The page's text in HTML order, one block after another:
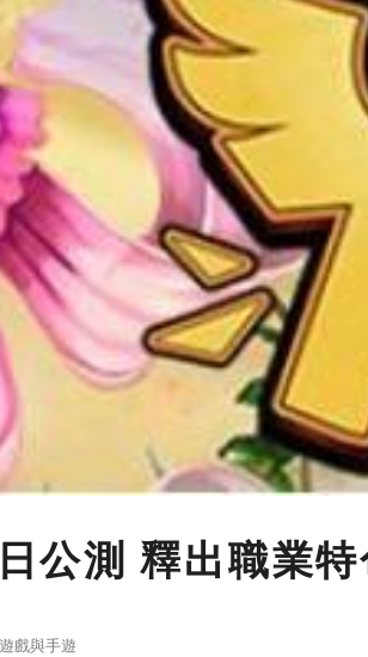
公測 釋出職業
遊戲與手遊